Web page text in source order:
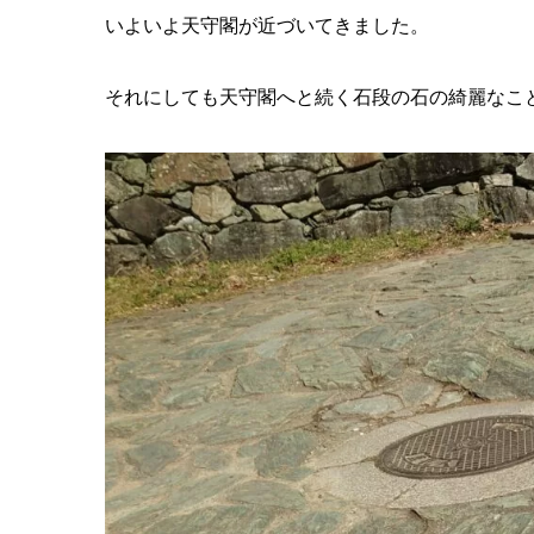
いよいよ天守閣が近づいてきました。
それにしても天守閣へと続く石段の石の綺麗なこ